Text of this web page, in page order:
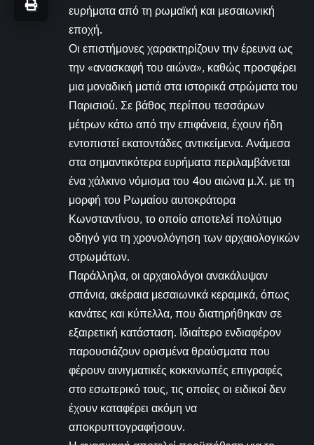
ευρήματα από τη ρωμαϊκή και μεσαιωνική
εποχή.
Οι επιστήμονες χαρακτηρίζουν την έρευνα ως
την «ανασκαφή του αιώνα», καθώς προσφέρει
μια μοναδική ματιά στα ιστορικά στρώματα του
Παρισιού. Σε βάθος περίπου τεσσάρων
μέτρων κάτω από την επιφάνεια, έχουν ήδη
εντοπιστεί εκατοντάδες αντικείμενα. Ανάμεσα
στα σημαντικότερα ευρήματα περιλαμβάνεται
ένα χάλκινο νόμισμα του 4ου αιώνα μ.Χ. με τη
μορφή του Ρωμαίου αυτοκράτορα
Κωνσταντίνου, το οποίο αποτελεί πολύτιμο
οδηγό για τη χρονολόγηση των αρχαιολογικών
στρωμάτων.
Παράλληλα, οι αρχαιολόγοι ανακάλυψαν
σπάνια, ακέραια μεσαιωνικά κεραμικά, όπως
κανάτες και κύπελλα, που διατηρήθηκαν σε
εξαιρετική κατάσταση. Ιδιαίτερο ενδιαφέρον
παρουσιάζουν ορισμένα θραύσματα που
φέρουν αινιγματικές κοκκινωπές επιγραφές
στο εσωτερικό τους, τις οποίες οι ειδικοί δεν
έχουν καταφέρει ακόμη να
αποκρυπτογραφήσουν.